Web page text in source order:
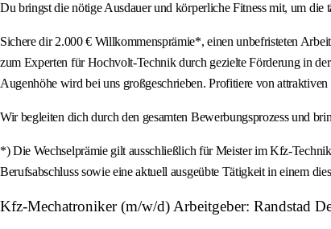
Du bringst die nötige Ausdauer und körperliche Fitness mit, um die
Sichere dir 2.000 € Willkommensprämie*, einen unbefristeten
zum Experten für Hochvolt-Technik durch gezielte Förderung in
Augenhöhe wird bei uns großgeschrieben. Profitiere von
Wir begleiten dich durch den gesamten Bewerbungsprozess und
*) Die Wechselprämie gilt ausschließlich für Meister im Kfz-
Berufsabschluss sowie eine aktuell ausgeübte Tätigkeit in einem
Kfz-Mechatroniker (m/w/d) Arbeitgeber: Randstad